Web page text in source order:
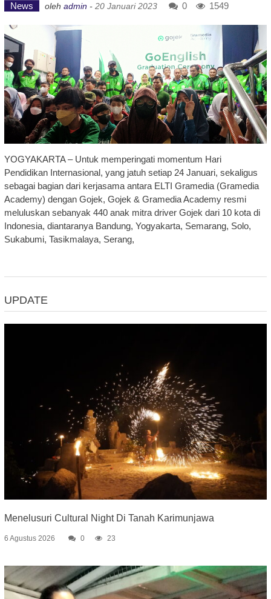
News oleh admin - 20 Januari 2023 0 1549
YOGYAKARTA – Untuk memperingati momentum Hari
Pendidikan Internasional, yang jatuh setiap 24 Januari, sekaligus
sebagai bagian dari kerjasama antara ELTI Gramedia (Gramedia
Academy) dengan Gojek, Gojek & Gramedia Academy resmi
meluluskan sebanyak 440 anak mitra driver Gojek dari 10 kota di
Indonesia, diantaranya Bandung, Yogyakarta, Semarang, Solo,
Sukabumi, Tasikmalaya, Serang,
UPDATE
Menelusuri Cultural Night Di Tanah Karimunjawa
6 Agustus 2026 0 23